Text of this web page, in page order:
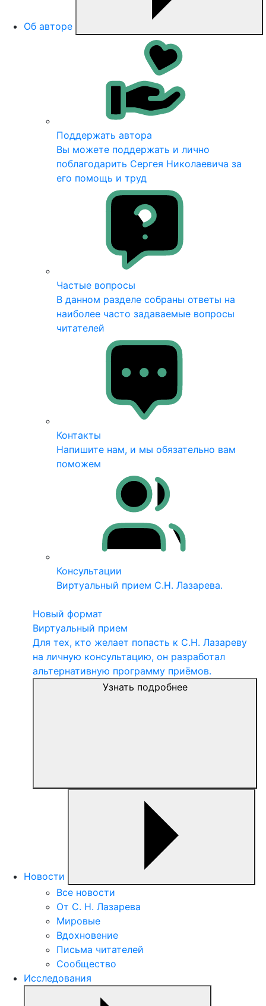
Об авторе
Поддержать автора
Вы можете поддержать и лично
поблагодарить Сергея Николаевича за
его помощь и труд
Частые вопросы
В данном разделе собраны ответы на
наиболее часто задаваемые вопросы
читателей
Контакты
Напишите нам, и мы обязательно вам
поможем
Консультации
Виртуальный прием С.Н. Лазарева.
Новый формат
Виртуальный прием
Для тех, кто желает попасть к С.Н. Лазареву
на личную консультацию, он разработал
альтернативную программу приёмов.
Узнать подробнее
Новости
Все новости
От С. Н. Лазарева
Мировые
Вдохновение
Письма читателей
Сообщество
Исследования